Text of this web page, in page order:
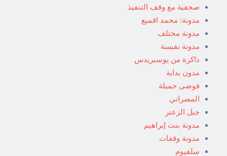
صحفية مع وقف التنفيذ
مدونة: محمد اقميع
مدونة مختلف
مدونة نفيسة
ذاكرة من يوسبريدس
مدون بداية
فوضى جميلة
المصراتي
جبل الزعتر
مدونة بنت إبراهيم
مدونة وقفات
سلفيوم